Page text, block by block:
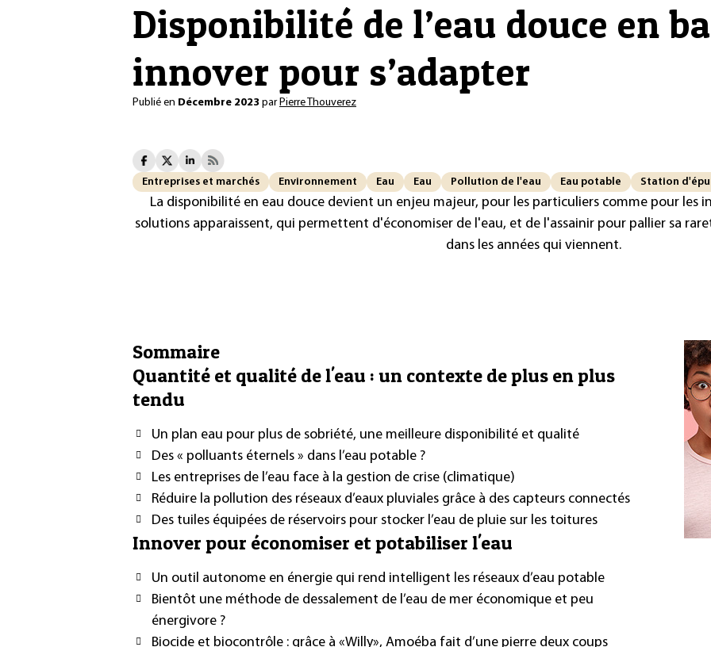
Disponibilité de l’eau douce en
innover pour s’adapter
Publié en Décembre 2023 parPierre Thouverez
Entreprises et marchés Environnement Eau Eau Pollution de l'eau Eau potable Station
La disponibilité en eau douce devient un enjeu majeur, pour les particuliers comme pour les
solutions apparaissent, qui permettent d'économiser de l'eau, et de l'assainir pour pallier sa
dans les années qui viennent.
Sommaire
Quantité et qualité de l'eau : un contexte de plus en plus
tendu
Un plan eau pour plus de sobriété, une meilleure disponibilité et qualité
Des « polluants éternels » dans l’eau potable ?
Les entreprises de l’eau face à la gestion de crise (climatique)
Réduire la pollution des réseaux d’eaux pluviales grâce à des capteurs connectés
Des tuiles équipées de réservoirs pour stocker l’eau de pluie sur les toitures
Innover pour économiser et potabiliser l'eau
Un outil autonome en énergie qui rend intelligent les réseaux d’eau potable
Bientôt une méthode de dessalement de l’eau de mer économique et peu
énergivore ?
Biocide et biocontrôle : grâce à «Willy», Amoéba fait d’une pierre deux coups